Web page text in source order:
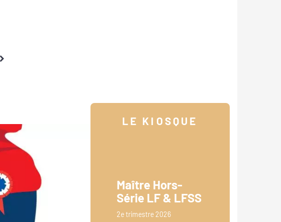
LE KIOSQUE
Maître Hors-
Série LF & LFSS
2e trimestre 2026